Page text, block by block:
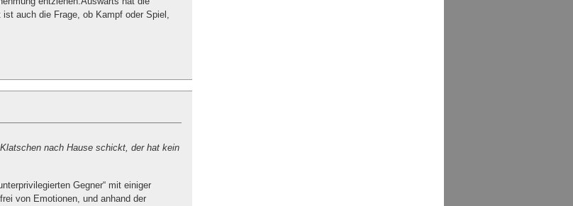
auch die Frage, ob Kampf oder Spiel,
nach Hause schickt, der hat kein
Gegner“ mit einiger
von Emotionen, und anhand der